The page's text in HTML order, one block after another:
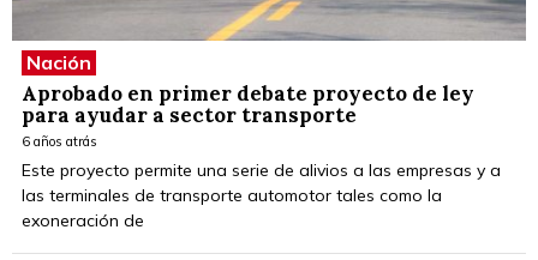
Nación
Aprobado en primer debate proyecto de ley
para ayudar a sector transporte
6 años atrás
Este proyecto permite una serie de alivios a las empresas y a
las terminales de transporte automotor tales como la
exoneración de